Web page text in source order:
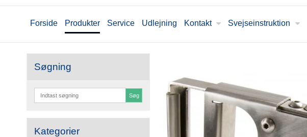
Forside Produkter Service Udlejning Kontakt Svejseinstruktion
Søgning
Søg
Kategorier